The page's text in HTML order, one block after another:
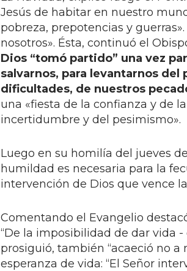
Jesús de habitar en nuestro
pobreza, prepotencias y
nosotros». Ésta, continuó el
Dios “tomó partido” una vez
salvarnos, para levantarnos
dificultades, de nuestros
una «fiesta de la confianza y de
incertidumbre y del pesimismo».
Luego en su homilía del jueves
humildad es necesaria para la
intervención de Dios que vence
Comentando el Evangelio
“De la imposibilidad de dar vida -
prosiguió, también “acaeció no a
esperanza de vida: “El Señor